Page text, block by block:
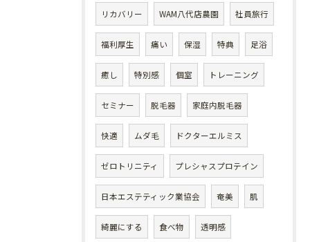
リカバリー WAM八代店農園 社員旅行
福利厚生 痛い 保湿 特典 足浴
癒し 特別感 個室 トレーニング
セミナー 脱毛器 家庭内脱毛器
快適 ムダ毛 ドクターエルミス
ゼロトリニティ プレシャスプロテイン
日本エステティック業協会 奄美 肌
綺麗にする 食べ物 透明感